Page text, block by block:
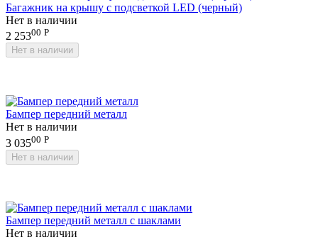
Багажник на крышу с подсветкой LED (черный)
Нет в наличии
2 25300 Р
Нет в наличии
Бампер передний металл
Нет в наличии
3 03500 Р
Нет в наличии
Бампер передний металл с шаклами
Нет в наличии